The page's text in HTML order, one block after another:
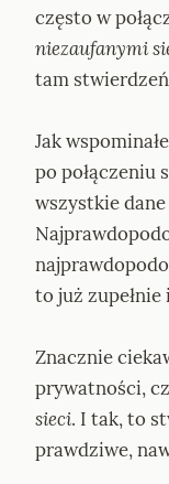
niezaufanymi
tam
Jak
po połączeniu
wszystkie
to już
Znacznie
prywatności,
sieci. I tak, to
prawdziwe,